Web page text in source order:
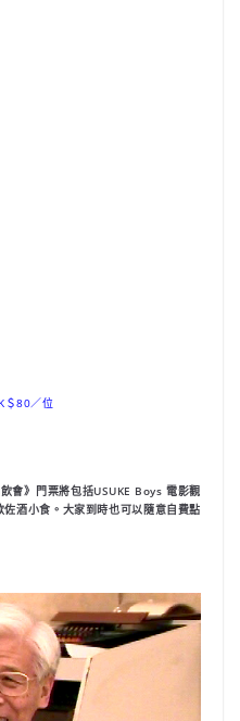
＄80／位
會》門票將包括USUKE Boys 電影觀
酒小食。大家到時也可以隨意自費點